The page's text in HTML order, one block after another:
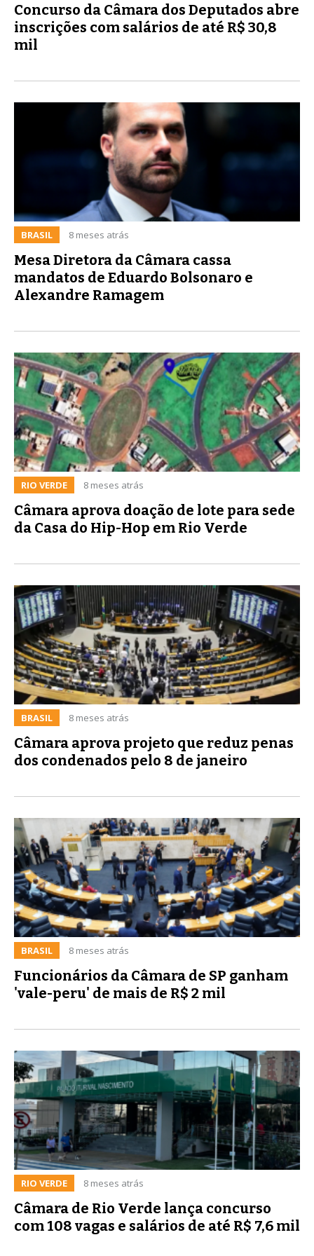
Concurso da Câmara dos Deputados abre
inscrições com salários de até R$ 30,8
mil
BRASIL 8 meses atrás
Mesa Diretora da Câmara cassa
mandatos de Eduardo Bolsonaro e
Alexandre Ramagem
RIO VERDE 8 meses atrás
Câmara aprova doação de lote para sede
da Casa do Hip-Hop em Rio Verde
BRASIL 8 meses atrás
Câmara aprova projeto que reduz penas
dos condenados pelo 8 de janeiro
BRASIL 8 meses atrás
Funcionários da Câmara de SP ganham
'vale-peru' de mais de R$ 2 mil
RIO VERDE 8 meses atrás
Câmara de Rio Verde lança concurso
com 108 vagas e salários de até R$ 7,6 mil